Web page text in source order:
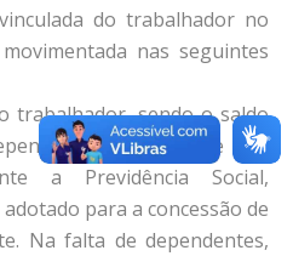
do trabalhador no
nas seguintes
trabalhador, sendo o saldo
para esse fim
a Previdência Social,
para a concessão de
Na falta de dependentes,